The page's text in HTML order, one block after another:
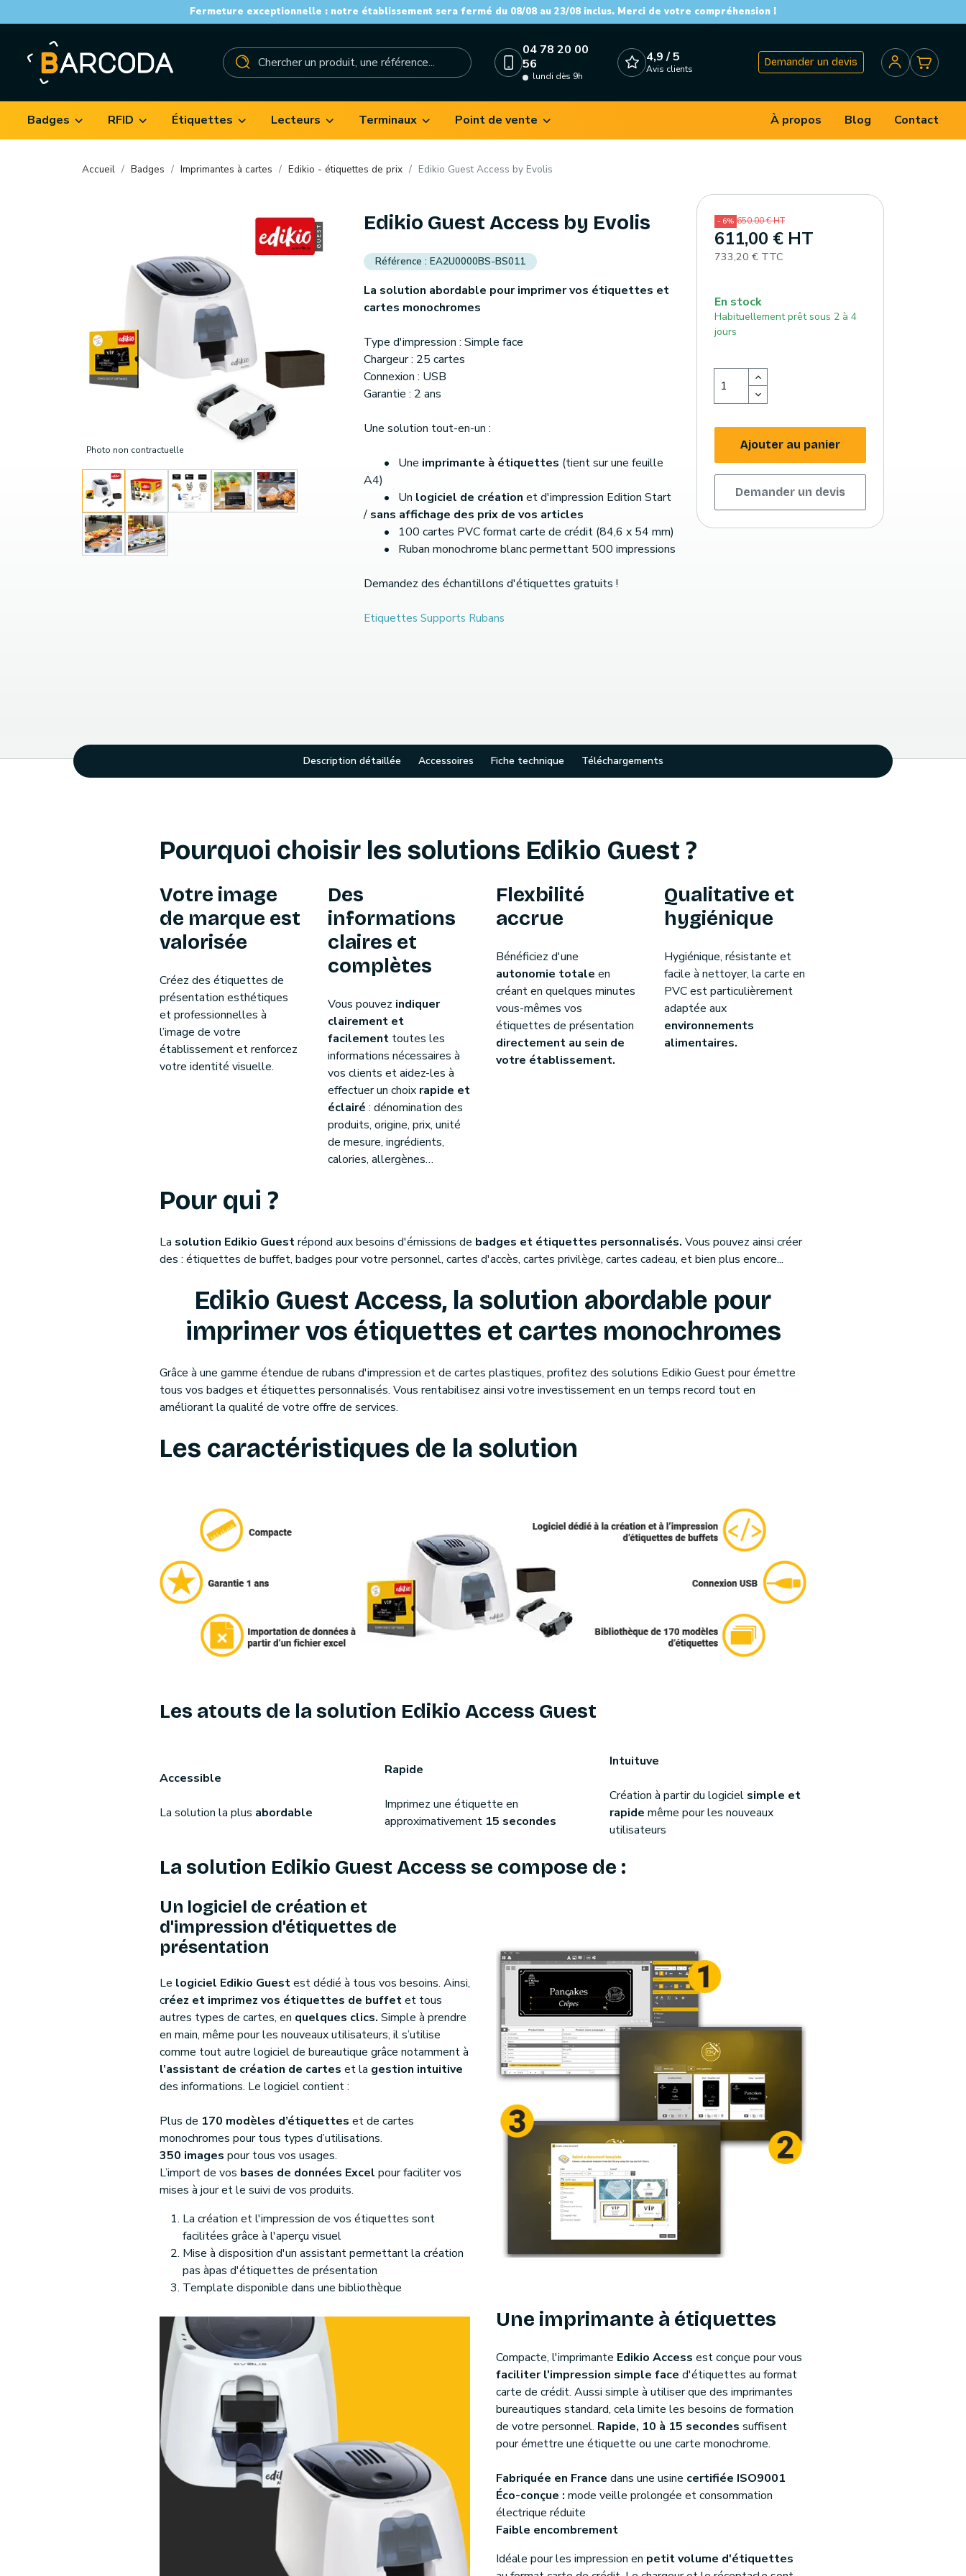
Fermeture exceptionnelle : notre établissement sera fermé du 08/08 au 23/08 inclus. Merci de votre compréhension !
04 78 20 00
56
lundi dès 9h
4,9 / 5
Avis clients
Demander un devis
Badges RFID Étiquettes Lecteurs Terminaux Point de vente À propos Blog Contact
Accueil Badges Imprimantes à cartes Edikio - étiquettes de prix Edikio Guest Access by Evolis
Photo non contractuelle
Edikio Guest Access by Evolis
EA2U0000BS-BS011
La solution abordable pour imprimer vos étiquettes et
cartes monochromes
Type d'impression : Simple face
Chargeur : 25 cartes
Connexion : USB
Garantie : 2 ans
Une solution tout-en-un :
• Une imprimante à étiquettes (tient sur une feuille
A4)
• Un logiciel de création et d'impression Edition Start
/ sans affichage des prix de vos articles
• 100 cartes PVC format carte de crédit (84,6 x 54 mm)
• Ruban monochrome blanc permettant 500 impressions
Demandez des échantillons d'étiquettes gratuits !
Etiquettes Supports Rubans
- 6% 650,00 € HT
611,00 € HT
733,20 € TTC
En stock
Habituellement prêt sous 2 à 4
jours
Ajouter au panier
Demander un devis
Description détaillée Accessoires Fiche technique Téléchargements
Pourquoi choisir les solutions Edikio Guest ?
Votre image
de marque est
valorisée
Créez des étiquettes de
présentation esthétiques
et professionnelles à
l’image de votre
établissement et renforcez
votre identité visuelle.
Des
informations
claires et
complètes
Vous pouvez indiquer
clairement et
facilement toutes les
informations nécessaires à
vos clients et aidez-les à
effectuer un choix rapide et
éclairé : dénomination des
produits, origine, prix, unité
de mesure, ingrédients,
calories, allergènes…
Flexbilité
accrue
Bénéficiez d'une
autonomie totale en
créant en quelques minutes
vous-mêmes vos
étiquettes de présentation
directement au sein de
votre établissement.
Qualitative et
hygiénique
Hygiénique, résistante et
facile à nettoyer, la carte en
PVC est particulièrement
adaptée aux
environnements
alimentaires.
Pour qui ?
La solution Edikio Guestrépond aux besoins d'émissions de badges et étiquettes personnalisés. Vous pouvez ainsi créer
des : étiquettes de buffet, badges pour votre personnel, cartes d'accès, cartes privilège, cartes cadeau, et bien plus encore...
Edikio Guest Access, la solution abordable pour
imprimer vos étiquettes et cartes monochromes
Grâce à une gamme étendue de rubans d'impression et de cartes plastiques, profitez des solutions Edikio Guest pour émettre
tous vos badges et étiquettes personnalisés. Vous rentabilisez ainsi votre investissement en un temps record tout en
améliorant la qualité de votre offre de services.
Les caractéristiques de la solution
Les atouts de la solution Edikio Access Guest
Accessible
La solution la plus abordable
Rapide
Imprimez une étiquette en
approximativement 15 secondes
Intuituve
Création à partir du logiciel simple et
rapide même pour les nouveaux
utilisateurs
La solution Edikio Guest Access se compose de :
Un logiciel de création et
d'impression d'étiquettes de
présentation
Le logiciel Edikio Guestest dédié à tous vos besoins. Ainsi,
créez et imprimez vos étiquettes de buffetet tous
autres types de cartes, en quelques clics. Simple à prendre
en main, même pour les nouveaux utilisateurs, il s’utilise
comme tout autre logiciel de bureautique grâce notamment à
l’assistant de création de cartes et la gestion intuitive
des informations. Le logiciel contient :
Plus de 170 modèles d’étiquettes et de cartes
monochromes pour tous types d’utilisations.
350 images pour tous vos usages.
L’import de vos bases de données Excel pour faciliter vos
mises à jour et le suivi de vos produits.
La création et l'impression de vos étiquettes sont
facilitées grâce à l'aperçu visuel
Mise à disposition d'un assistant permettant la création
pas àpas d'étiquettes de présentation
Template disponible dans une bibliothèque
Une imprimante à étiquettes
Compacte, l'imprimante Edikio Access est conçue pour vous
faciliter l'impression simple face d'étiquettes au format
carte de crédit. Aussi simple à utiliser que des imprimantes
bureautiques standard, cela limite les besoins de formation
de votre personnel. Rapide, 10 à 15 secondes suffisent
pour émettre une étiquette ou une carte monochrome.
Fabriquée en France dans une usine certifiée ISO9001
Éco-conçue : mode veille prolongée et consommation
électrique réduite
Faible encombrement
Idéale pour les impression en petit volume d'étiquettes